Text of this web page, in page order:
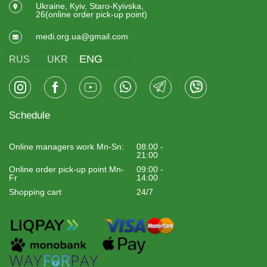
Ukraine, Kyiv, Staro-Kyivska,
26(online order pick-up point)
medi.org.ua@gmail.com
RUS UKR ENG
Schedule
Online managers work Mn-Sn:
08:00 -
21:00
Online order pick-up point Mn-
Fr
09:00 -
14:00
Shopping cart
24/7